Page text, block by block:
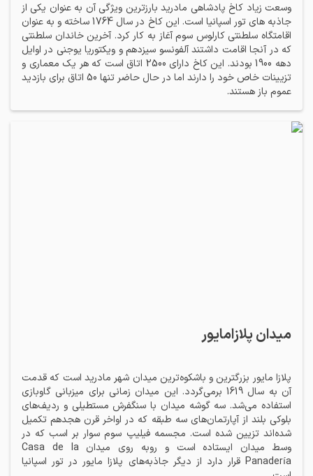
وسعت زیاد کاخ پادشاهی مادرید بارزترین ویژگی آن به عنوان یکی از
جاذبه های تور اسپانیا است. این کاخ در سال 1764 ساخته و به عنوان
اقامتگاه سلطنتی کارلوس سوم آغاز به کار کرد. آخرین خاندان سلطنتی
که در آنجا اقامت داشتند آلفونسو سیزدهم و ویکتوریا یوجنی در اوایل
دهه 1900 بودند. این کاخ دارای 2500 اتاق است که هر یک معماری و
تزیینات خاص خود را دارند اما در حال حاضر تنها 50 اتاق برای بازدید
عموم باز هستند.
میدان پلازامایور
پلازا مایور بزرگترین و باشکوه‌ترین میدان شهر مادرید است که قدمت
آن به سال 1619 برمی‌گردد. این میدان زمانی برای میزبانی گاوبازی
استفاده می‌شد. سه گوشه میدان با سنگفرش مستطیلی و ردیف‌های
بلوکی بلند از آپارتمان‌های سه طبقه که در اواخر قرن هجدهم تکمیل
شده‌اند تزیین شده است. مجسمه فیلیپ سوم سوار بر اسب که در
وسط میدان ایستاده است و روبه روی میدان Casa de la
Panadería قرار دارد از دیگر جاذبه‌های پلازا مایور در تور اسپانیا